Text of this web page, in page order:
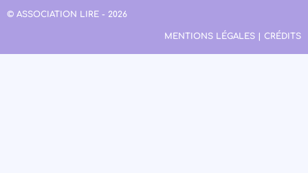
© ASSOCIATION LIRE - 2026
MENTIONS LÉGALES | CRÉDITS